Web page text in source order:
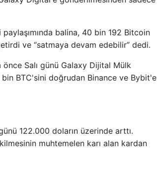
balina, 40 bin 192 Bitcoin
ve “satmaya devam edebilir” dedi.
Salı günü Galaxy Dijital Mülk
BTC'sini doğrudan Binance ve Bybit'e
122.000 doların üzerinde arttı.
muhtemelen karı alan kardan